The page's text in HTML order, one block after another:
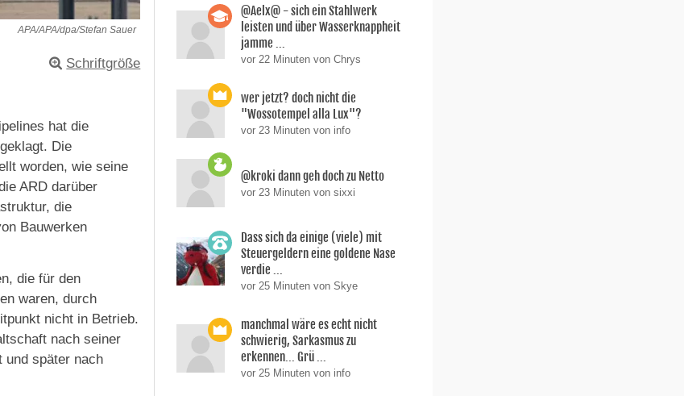
APA/APA/dpa/Stefan Sauer
Schriftgröße
hat die
Die
worden, wie seine
ARD darüber
die
Bauwerken
die für den
waren, durch
nicht in Betrieb.
nach seiner
und später nach
@Aelx@ - sich ein Stahlwerk
leisten und über Wasserknappheit
jamme ...
vor 22 Minuten von Chrys
wer jetzt? doch nicht die
"Wossotempel alla Lux"?
vor 23 Minuten von info
@kroki dann geh doch zu Netto
vor 23 Minuten von sixxi
Dass sich da einige (viele) mit
Steuergeldern eine goldene Nase
verdie ...
vor 25 Minuten von Skye
manchmal wäre es echt nicht
schwierig, Sarkasmus zu
erkennen... Grü ...
vor 25 Minuten von info